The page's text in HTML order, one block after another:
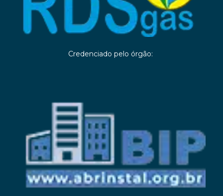
Credenciado pelo órgão: